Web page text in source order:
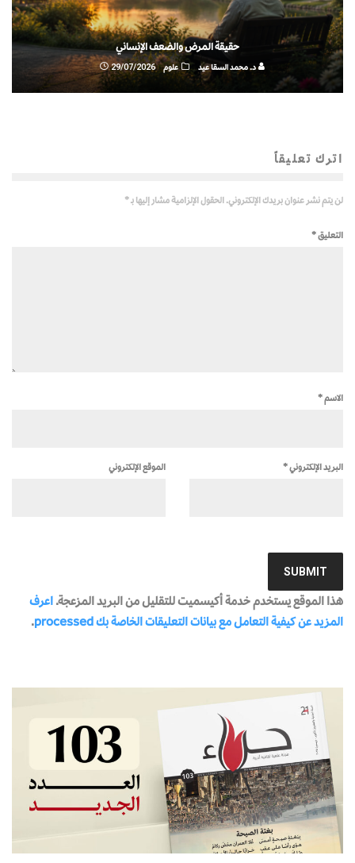
حقيقة المرض والضعف الإنساني
د. محمد السقا عيد علوم 29/07/2026
اترك تعليقاً
لن يتم نشر عنوان بريدك الإلكتروني. الحقول الإلزامية مشار إليها بـ*
التعليق*
الاسم*
البريد الإلكتروني* الموقع الإلكتروني
هذا الموقع يستخدم خدمة أكيسميت للتقليل من البريد المزعجة. اعرف
المزيد عن كيفية التعامل مع بيانات التعليقات الخاصة بك processed
.